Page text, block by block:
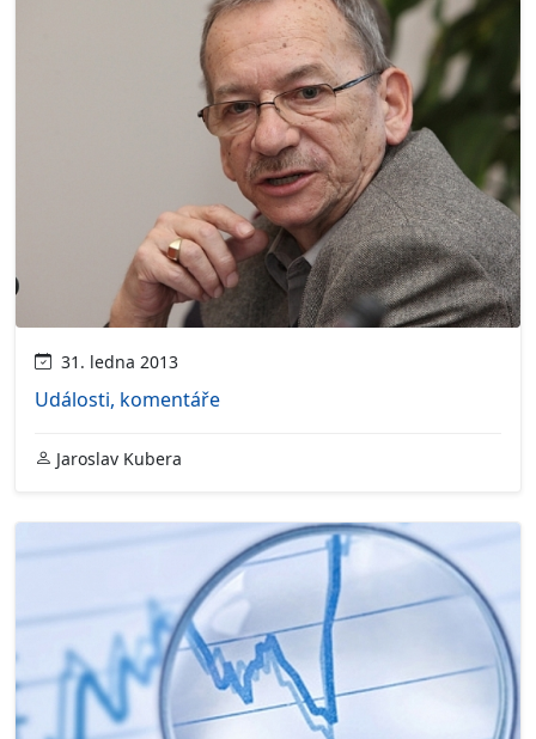
31. ledna 2013
Události, komentáře
Jaroslav Kubera